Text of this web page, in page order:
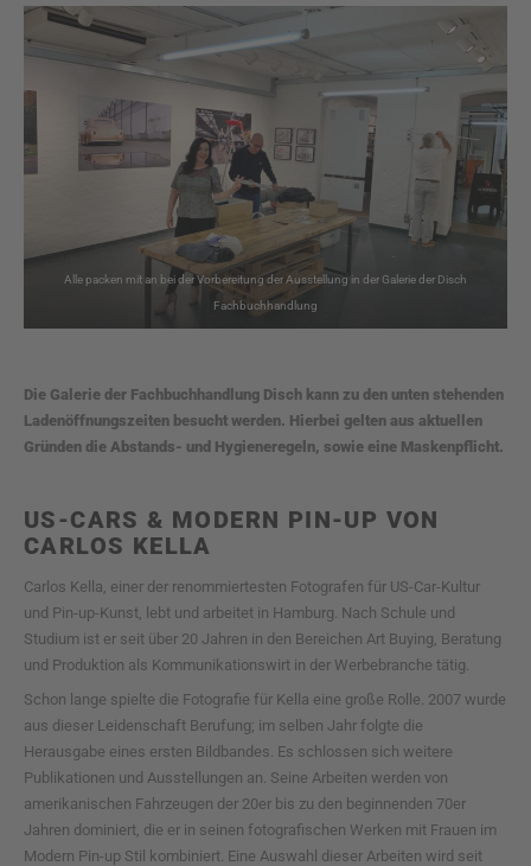
Alle packen mit an bei der Vorbereitung der Ausstellung in der Galerie der Disch
Fachbuchhandlung
Die Galerie der Fachbuchhandlung Disch kann zu den unten stehenden
Ladenöffnungszeiten besucht werden. Hierbei gelten aus aktuellen
Gründen die Abstands- und Hygieneregeln, sowie eine Maskenpflicht.
US-CARS & MODERN PIN-UP VON
CARLOS KELLA
Carlos Kella, einer der renommiertesten Fotografen für US-Car-Kultur
und Pin-up-Kunst, lebt und arbeitet in Hamburg. Nach Schule und
Studium ist er seit über 20 Jahren in den Bereichen Art Buying, Beratung
und Produktion als Kommunikationswirt in der Werbebranche tätig.
Schon lange spielte die Fotografie für Kella eine große Rolle. 2007 wurde
aus dieser Leidenschaft Berufung; im selben Jahr folgte die
Herausgabe eines ersten Bildbandes. Es schlossen sich weitere
Publikationen und Ausstellungen an. Seine Arbeiten werden von
amerikanischen Fahrzeugen der 20er bis zu den beginnenden 70er
Jahren dominiert, die er in seinen fotografischen Werken mit Frauen im
Modern Pin-up Stil kombiniert. Eine Auswahl dieser Arbeiten wird seit